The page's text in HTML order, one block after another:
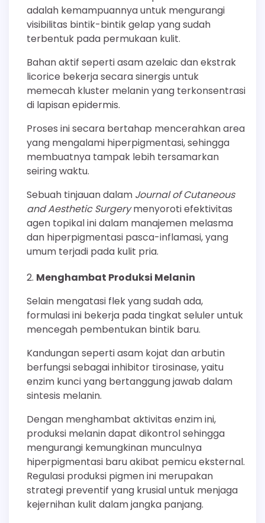
adalah kemampuannya untuk mengurangi
visibilitas bintik-bintik gelap yang sudah
terbentuk pada permukaan kulit.
Bahan aktif seperti asam azelaic dan ekstrak
licorice bekerja secara sinergis untuk
memecah kluster melanin yang terkonsentrasi
di lapisan epidermis.
Proses ini secara bertahap mencerahkan area
yang mengalami hiperpigmentasi, sehingga
membuatnya tampak lebih tersamarkan
seiring waktu.
Sebuah tinjauan dalam Journal of Cutaneous
and Aesthetic Surgerymenyoroti efektivitas
agen topikal ini dalam manajemen melasma
dan hiperpigmentasi pasca-inflamasi, yang
umum terjadi pada kulit pria.
Menghambat Produksi Melanin
Selain mengatasi flek yang sudah ada,
formulasi ini bekerja pada tingkat seluler untuk
mencegah pembentukan bintik baru.
Kandungan seperti asam kojat dan arbutin
berfungsi sebagai inhibitor tirosinase, yaitu
enzim kunci yang bertanggung jawab dalam
sintesis melanin.
Dengan menghambat aktivitas enzim ini,
produksi melanin dapat dikontrol sehingga
mengurangi kemungkinan munculnya
hiperpigmentasi baru akibat pemicu eksternal.
Regulasi produksi pigmen ini merupakan
strategi preventif yang krusial untuk menjaga
kejernihan kulit dalam jangka panjang.